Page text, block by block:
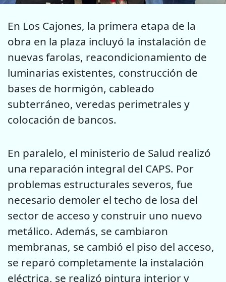
En Los Cajones, la primera etapa de la
obra en la plaza incluyó la instalación de
nuevas farolas, reacondicionamiento de
luminarias existentes, construcción de
bases de hormigón, cableado
subterráneo, veredas perimetrales y
colocación de bancos.
En paralelo, el ministerio de Salud realizó
una reparación integral del CAPS. Por
problemas estructurales severos, fue
necesario demoler el techo de losa del
sector de acceso y construir uno nuevo
metálico. Además, se cambiaron
membranas, se cambió el piso del acceso,
se reparó completamente la instalación
eléctrica, se realizó pintura interior y